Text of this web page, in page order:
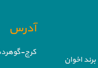
آدرس
کرج-
اخوان